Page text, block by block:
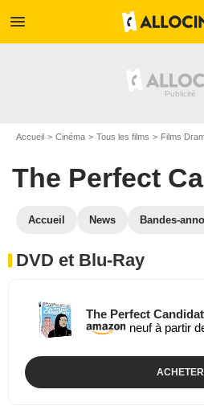
menu
Accueil Cinéma Tous les films Films
The Perfect
Accueil News Bandes-
DVD et Blu-Ray
The Perfect
neuf à partir
ACHETER